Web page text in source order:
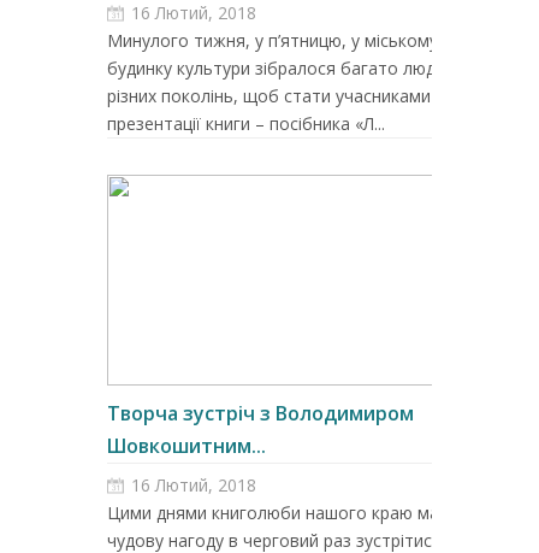
16 Лютий, 2018
Минулого тижня, у п’ятницю, у міському
будинку культури зібралося багато людей
різних поколінь, щоб стати учасниками
презентації книги – посібника «Л...
Творча зустріч з Володимиром
Шовкошитним...
16 Лютий, 2018
Цими днями книголюби нашого краю мали
чудову нагоду в черговий раз зустрітися та